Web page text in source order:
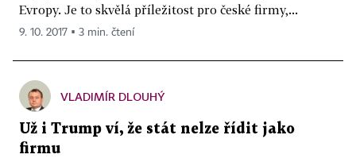
Evropy. Je to skvělá příležitost pro české firmy,...
9. 10. 2017 ▪ 3 min. čtení
VLADIMÍR DLOUHÝ
Už i Trump ví, že stát nelze řídit jako
firmu